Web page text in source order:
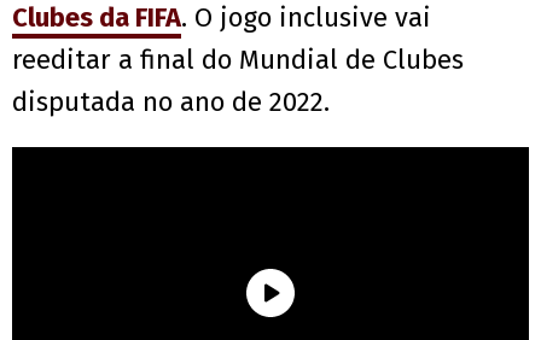
Clubes da FIFA. O jogo inclusive vai
reeditar a final do Mundial de Clubes
disputada no ano de 2022.